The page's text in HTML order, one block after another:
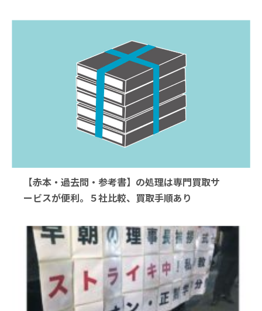
【赤本・過去問・参考書】の処理は専門買取サ
ービスが便利。５社比較、買取手順あり